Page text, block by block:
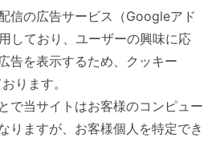
信の広告サービス（Googleアド
しており、ユーザーの興味に応
告を表示するため、クッキー
ります。
で当サイトはお客様のコンピュー
りますが、お客様個人を特定でき